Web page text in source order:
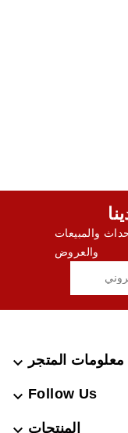
والمبيعات
والعروض
معلومات المتجر 
Follow Us

المنتجات